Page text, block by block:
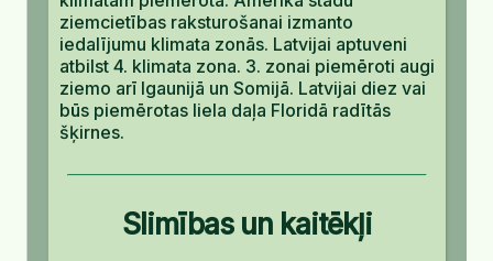
ziemcietības raksturošanai izmanto
iedalījumu klimata zonās. Latvijai aptuveni
atbilst 4. klimata zona. 3. zonai piemēroti augi
ziemo arī Igaunijā un Somijā. Latvijai diez vai
būs piemērotas liela daļa Floridā radītās
šķirnes.
Slimības un kaitēkļi